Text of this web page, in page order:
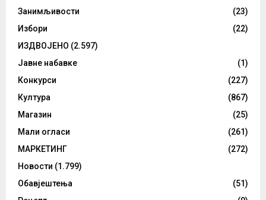
Занимљивости
(23)
Избори
(22)
ИЗДВОЈЕНО (2.597)
Јавне набавке
(1)
Конкурси
(227)
Култура
(867)
Магазин
(25)
Мали огласи
(261)
МАРКЕТИНГ
(272)
Новости (1.799)
Обавјештења
(51)